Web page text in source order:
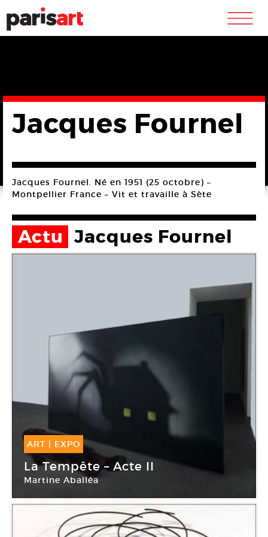
m
Jacques Fournel
Jacques Fournel. Né en 1951 (25 octobre) –
Montpellier France – Vit et travaille à Sète
Actu Jacques Fournel
ART | EXPO
24 Mar -21 Mai 2018
La Tempête – Acte II
Martine Aballéa